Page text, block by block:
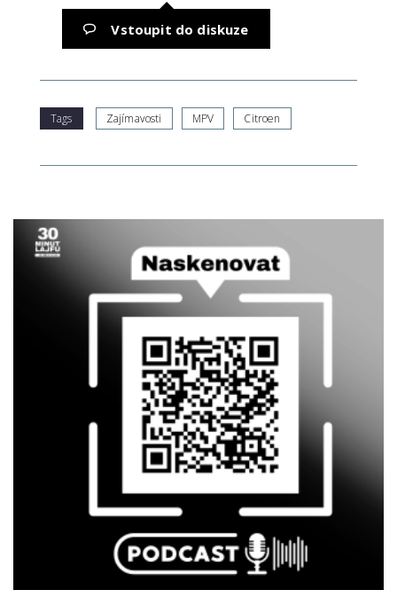
Vstoupit do diskuze
Tags Zajímavosti MPV Citroen